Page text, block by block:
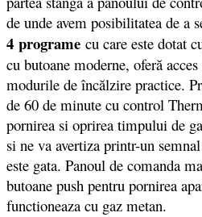
de unde avem posibilitatea de a
4 programe cu care este dotat
cu butoane moderne, oferă
modurile de încălzire practice.
de 60 de minute cu control
pornirea si oprirea timpului de
si ne va avertiza printr-un
este gata. Panoul de comanda
butoane push pentru pornirea
functioneaza cu gaz metan.